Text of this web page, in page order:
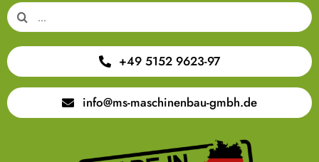
Search
for:
+49 5152 9623-97
info@ms-maschinenbau-gmbh.de